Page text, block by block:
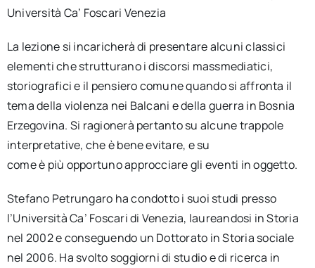
Università Ca’ Foscari Venezia
La lezione si incaricherà di presentare alcuni classici
elementi che strutturano i discorsi massmediatici,
storiografici e il pensiero comune quando si affronta il
tema della violenza nei Balcani e della guerra in Bosnia
Erzegovina. Si ragionerà pertanto su alcune trappole
interpretative, che è bene evitare, e su
come è più opportuno approcciare gli eventi in oggetto.
Stefano Petrungaro ha condotto i suoi studi presso
l’Università Ca’ Foscari di Venezia, laureandosi in Storia
nel 2002 e conseguendo un Dottorato in Storia sociale
nel 2006. Ha svolto soggiorni di studio e di ricerca in